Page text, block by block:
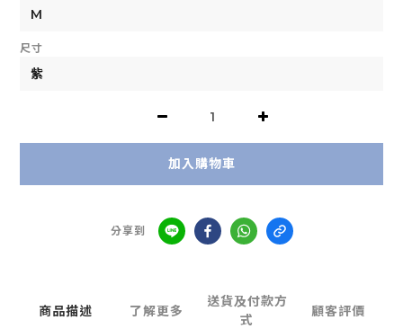
尺寸
加入購物車
分享到
商品描述 了解更多
送貨及付款方
式
顧客評價